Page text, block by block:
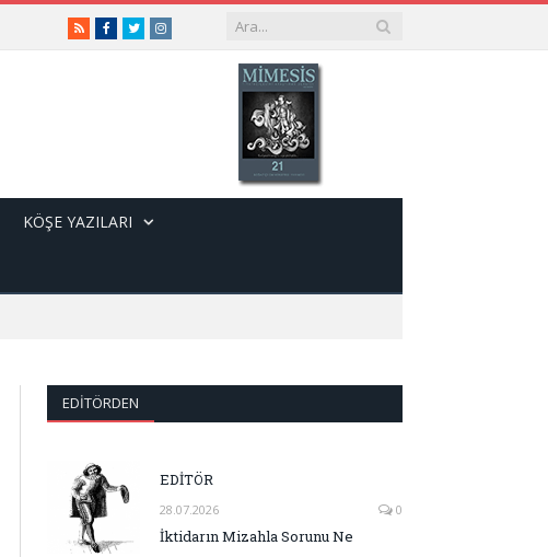
RSSFacebook
TwitterInstagram
KÖŞE YAZILARI
EDITÖRDEN
EDİTÖR
28.07.2026 0
İktidarın Mizahla Sorunu Ne